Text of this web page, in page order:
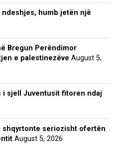
humb jetën një
Bregun Perëndimor
e palestinezëve August 5,
i sjell Juventusit fitoren ndaj
shqyrtonte seriozisht ofertën
August 5, 2026